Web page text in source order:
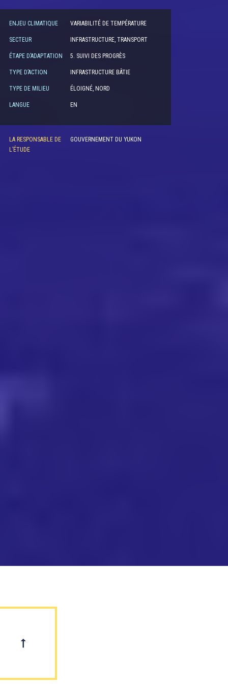
ENJEU CLIMATIQUE VARIABILITÉ DE TEMPÉRATURE
SECTEUR INFRASTRUCTURE, TRANSPORT
ÉTAPE D’ADAPTATION 5. SUIVI DES PROGRÈS
TYPE D’ACTION INFRASTRUCTURE BÂTIE
TYPE DE MILIEU ÉLOIGNÉ, NORD
LANGUE EN
LA RESPONSABLE DE
L’ÉTUDE
GOUVERNEMENT DU YUKON